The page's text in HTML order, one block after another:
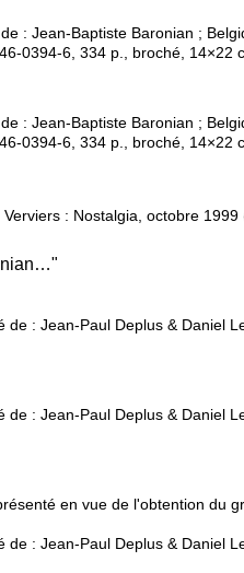
: Jean-Baptiste Baronian ;
0394-6, 334 p., broché, 14×22
: Jean-Baptiste Baronian ;
0394-6, 334 p., broché, 14×22
: Nostalgia, octobre 1999
: Jean-Paul Deplus & Daniel
: Jean-Paul Deplus & Daniel
en vue de l'obtention du
: Jean-Paul Deplus & Daniel